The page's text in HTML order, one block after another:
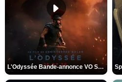
L'Odyssée Bande-annonce VO STFR